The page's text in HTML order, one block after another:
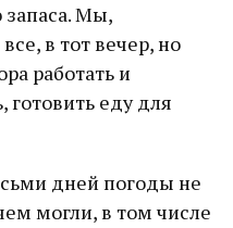
Мы,
в тот вечер, но
работать и
готовить еду для
дней погоды не
могли, в том числе